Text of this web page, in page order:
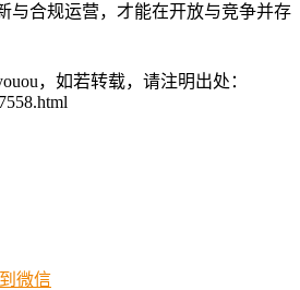
与合规运营，才能在开放与竞争并存
，如若转载，请注明出处：
微信